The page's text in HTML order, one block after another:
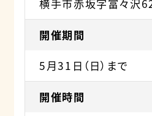
横手市赤坂字富々沢
開催期間
5月31日（日）まで
開催時間